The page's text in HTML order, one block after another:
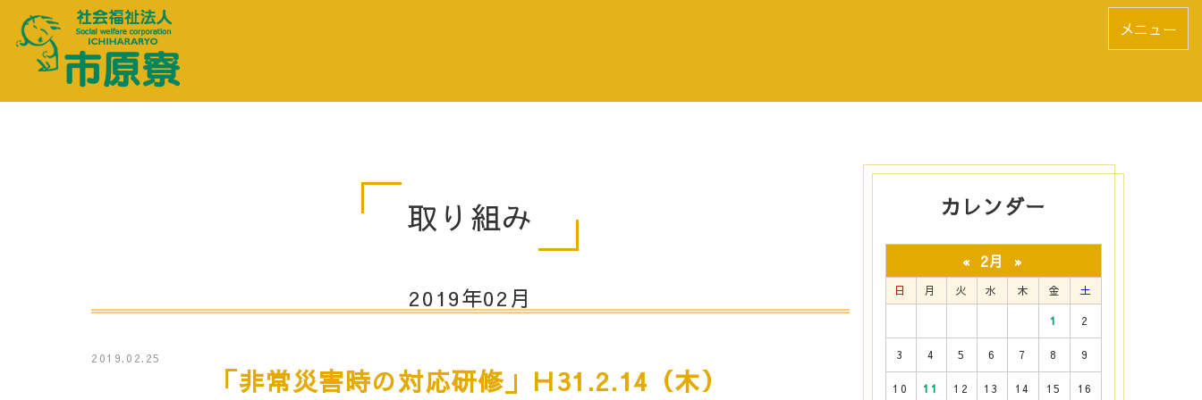
メニュー
取り組み
2019年02月
2019.02.25
「非常災害時の対応研修」Ｈ31.2.14（木）
カレンダー
« 2月 »
日 月 火 水 木 金 土
1 2
3 4 5 6 7 8 9
10 11 12 13 14 15 16